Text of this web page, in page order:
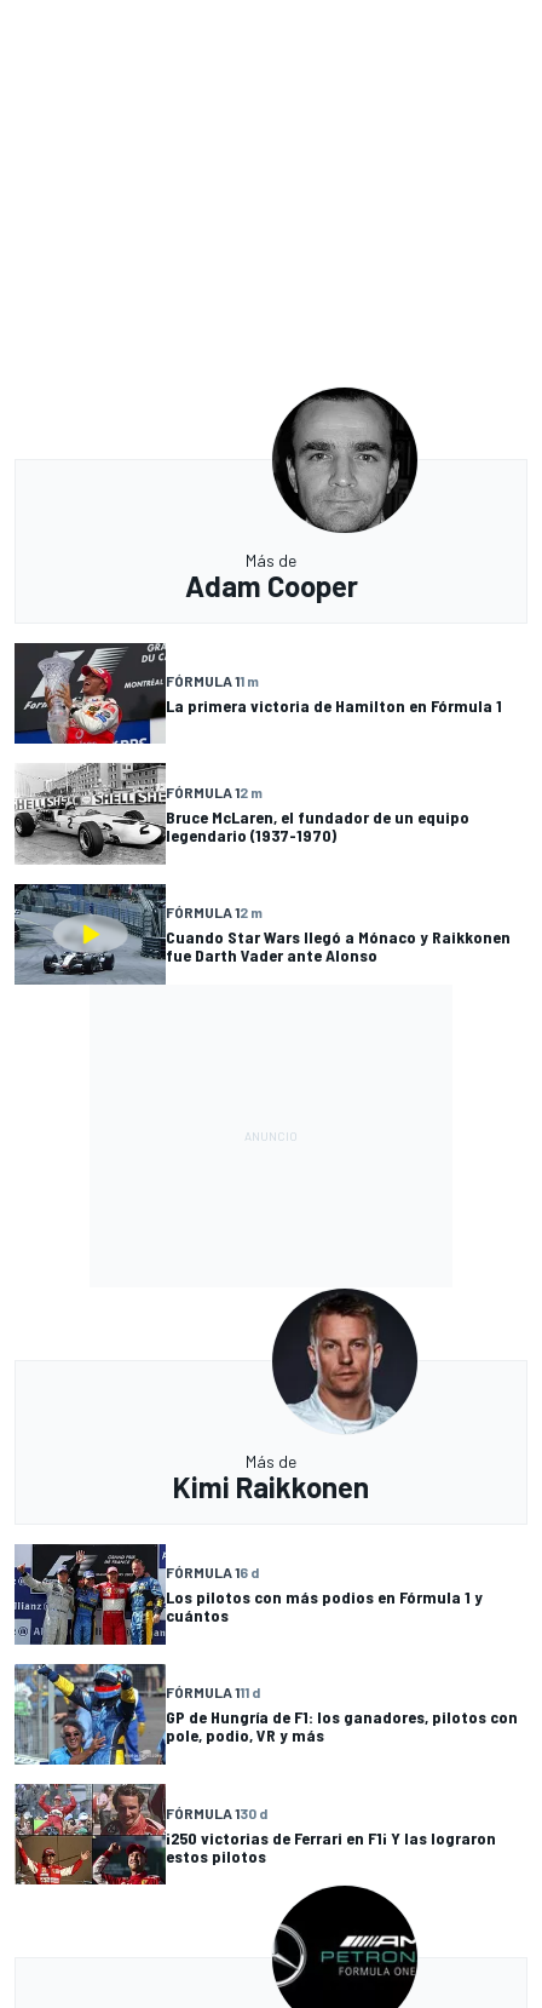
Más de
Adam Cooper
FÓRMULA 11 m
La primera victoria de Hamilton en Fórmula 1
FÓRMULA 12 m
Bruce McLaren, el fundador de un equipo
legendario (1937-1970)
FÓRMULA 12 m
Cuando Star Wars llegó a Mónaco y Raikkonen
fue Darth Vader ante Alonso
Más de
Kimi Raikkonen
FÓRMULA 16 d
Los pilotos con más podios en Fórmula 1 y
cuántos
FÓRMULA 111 d
GP de Hungría de F1: los ganadores, pilotos con
pole, podio, VR y más
FÓRMULA 130 d
¡250 victorias de Ferrari en F1¡ Y las lograron
estos pilotos